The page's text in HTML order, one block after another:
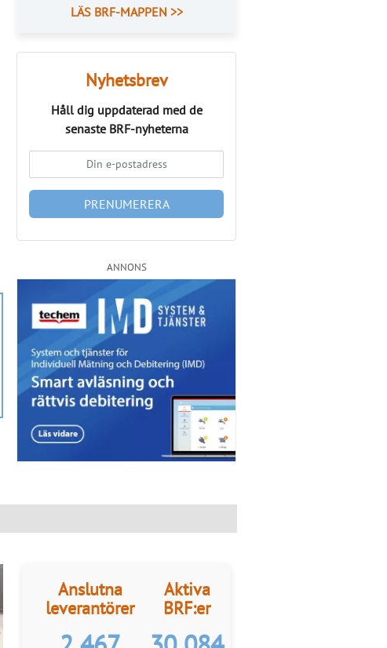
LÄS BRF-MAPPEN >>
Nyhetsbrev
Håll dig uppdaterad med de
senaste BRF-nyheterna
PRENUMERERA
ANNONS
Anslutna
leverantörer
Aktiva
BRF:er